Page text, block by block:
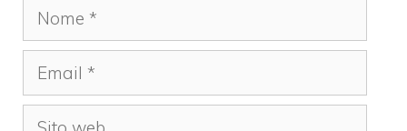
Nome
Email
Sito